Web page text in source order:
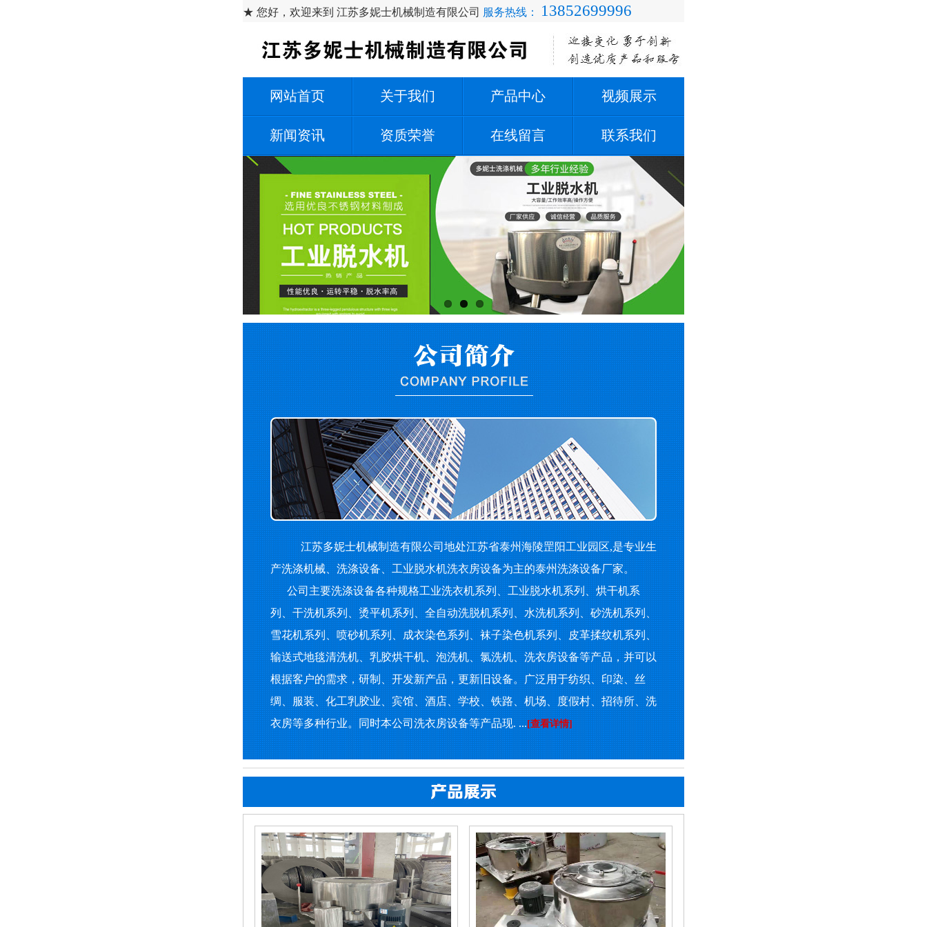
★ 您好，欢迎来到 江苏多妮士机械制造有限公司 服务热线： 13852699996
网站首页 关于我们 产品中心 视频展示
新闻资讯 资质荣誉 在线留言 联系我们
江苏多妮士机械制造有限公司地处江苏省泰州海陵罡阳工业园区,是专业生
产洗涤机械、洗涤设备、工业脱水机洗衣房设备为主的泰州洗涤设备厂家。
公司主要洗涤设备各种规格工业洗衣机系列、工业脱水机系列、烘干机系
列、干洗机系列、烫平机系列、全自动洗脱机系列、水洗机系列、砂洗机系列、
雪花机系列、喷砂机系列、成衣染色系列、袜子染色机系列、皮革揉纹机系列、
输送式地毯清洗机、乳胶烘干机、泡洗机、氯洗机、洗衣房设备等产品，并可以
根据客户的需求，研制、开发新产品，更新旧设备。广泛用于纺织、印染、丝
绸、服装、化工乳胶业、宾馆、酒店、学校、铁路、机场、度假村、招待所、洗
衣房等多种行业。同时本公司洗衣房设备等产品现. ...[查看详情]